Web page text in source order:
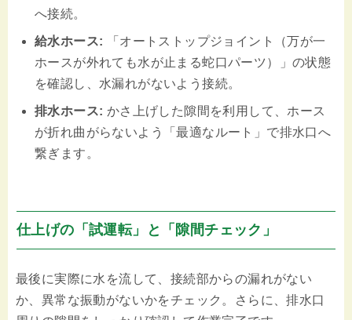
へ接続。
給水ホース: 「オートストップジョイント（万が一
ホースが外れても水が止まる蛇口パーツ）」の状態
を確認し、水漏れがないよう接続。
排水ホース: かさ上げした隙間を利用して、ホース
が折れ曲がらないよう「最適なルート」で排水口へ
繋ぎます。
仕上げの「試運転」と「隙間チェック」
最後に実際に水を流して、接続部からの漏れがない
か、異常な振動がないかをチェック。さらに、排水口